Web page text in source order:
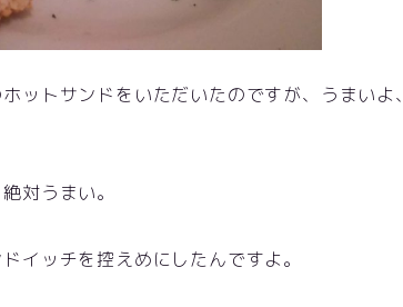
ットサンドをいただいたのですが、うまいよ、
対うまい。
イッチを控えめにしたんですよ。